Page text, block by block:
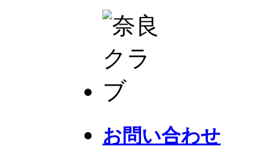
お問い合わせ